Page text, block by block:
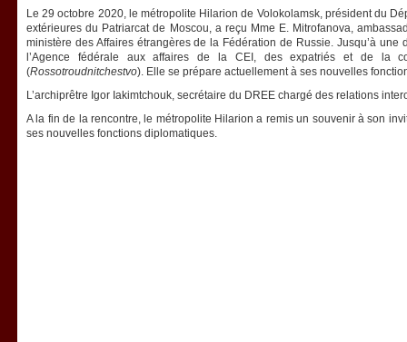
Le 29 octobre 2020, le métropolite Hilarion de Volokolamsk, président du
extérieures du Patriarcat de Moscou, a reçu Mme E. Mitrofanova,
ministère des Affaires étrangères de la Fédération de Russie. Jusqu’à une
l’Agence fédérale aux affaires de la CEI, des expatriés et de la
(Rossotroudnitchestvo). Elle se prépare actuellement à ses nouvelles
L’archiprêtre Igor Iakimtchouk, secrétaire du DREE chargé des relations
A la fin de la rencontre, le métropolite Hilarion a remis un souvenir à son
ses nouvelles fonctions diplomatiques.